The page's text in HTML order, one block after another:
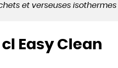
et verseuses isothermes
Easy Clean